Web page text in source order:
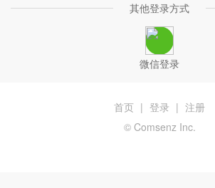
其他登录方式
微信登录
首页 | 登录 | 注册
© Comsenz Inc.